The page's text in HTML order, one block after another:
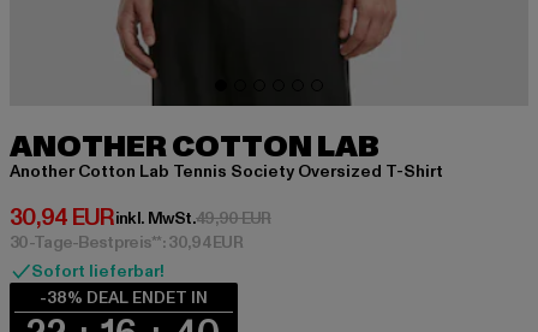
ANOTHER COTTON LAB
Another Cotton Lab Tennis Society Oversized T-Shirt
30,94 EUR
Derzeitiger Preis: 30,94 EUR
inkl. MwSt.49,90 EURAktionspreis: 49,90 EUR
30-Tage-Bestpreis**: 30,94 EUR
Sofort lieferbar!
-38% DEAL ENDET IN